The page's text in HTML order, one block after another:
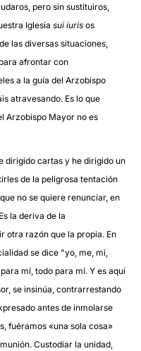
pero sin sustituiros,
Iglesia sui iuris os
las diversas situaciones,
afrontar con
a la guía del Arzobispo
atravesando. Es lo que
Arzobispo Mayor no es
dirigido cartas y he dirigido un
de la peligrosa tentación
no se quiere renunciar, en
la deriva de la
otra razón que la propia. En
se dice "yo, me, mi,
mí, todo para mí. Y es aquí
se insinúa, contrarrestando
antes de inmolarse
fuéramos «una sola cosa»
Custodiar la unidad,